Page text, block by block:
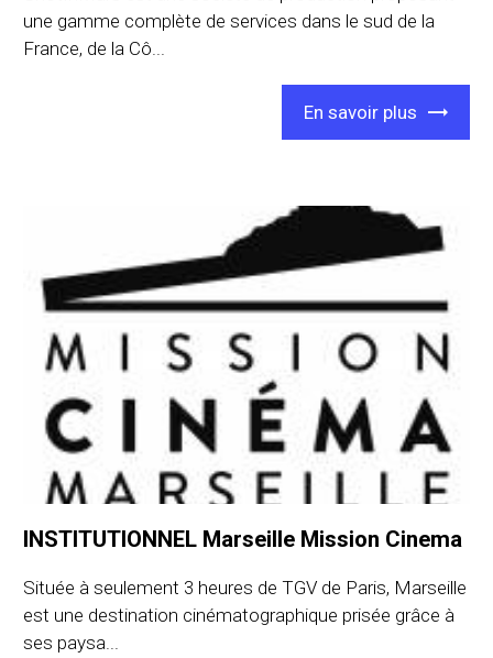
une gamme complète de services dans le sud de la
France, de la Cô...
En savoir plus
INSTITUTIONNEL Marseille Mission Cinema
Située à seulement 3 heures de TGV de Paris, Marseille
est une destination cinématographique prisée grâce à
ses paysa...